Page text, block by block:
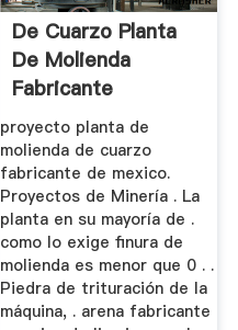
De Cuarzo Planta
De Molienda
Fabricante
proyecto planta de
molienda de cuarzo
fabricante de mexico.
Proyectos de Minería . La
planta en su mayoría de .
como lo exige finura de
molienda es menor que 0 . .
Piedra de trituración de la
máquina, . arena fabricante